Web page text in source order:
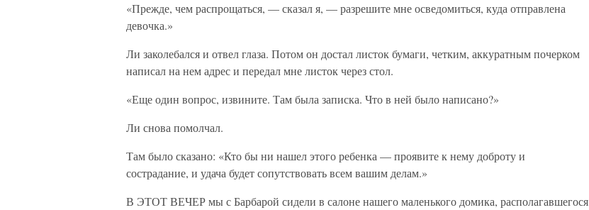
«Прежде, чем распрощаться, — сказал я, — разрешите мне осведомиться, куда отправлена
девочка.»
Ли заколебался и отвел глаза. Потом он достал листок бумаги, четким, аккуратным почерком
написал на нем адрес и передал мне листок через стол.
«Еще один вопрос, извините. Там была записка. Что в ней было написано?»
Ли снова помолчал.
Там было сказано: «Кто бы ни нашел этого ребенка — проявите к нему доброту и
сострадание, и удача будет сопутствовать всем вашим делам.»
В ЭТОТ ВЕЧЕР мы с Барбарой сидели в салоне нашего маленького домика, располагавшегося